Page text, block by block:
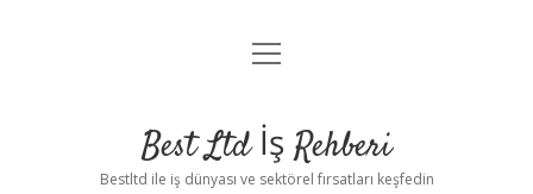
Anasayfa
Yasal Uyarı
menüyü
Best Ltd İş Rehberi
Bestltd ile iş dünyası ve sektörel fırsatları keşfedin